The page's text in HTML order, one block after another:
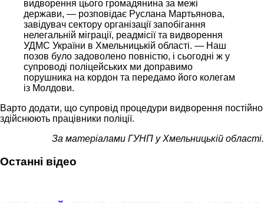
видворення цього громадянина за межі
держави, — розповідає Руслана Мартьянова,
завідувач сектору організації запобігання
нелегальній міграції, реадмісії та видворення
УДМС України в Хмельницькій області. — Наш
позов було задоволено повністю, і сьогодні ж у
супроводі поліцейських ми доправимо
порушника на кордон та передамо його колегам
із Молдови.
Варто додати, що супровід процедури видворення постійно
здійснюють працівники поліції.
За матеріалами ГУНП у Хмельницькій області.
Останні відео